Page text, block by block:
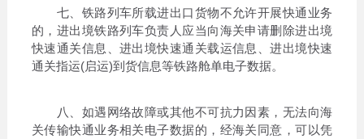
七、铁路列车所载进出口货物不允许开展快通业务
的，进出境铁路列车负责人应当向海关申请删除进出境
快速通关信息、进出境快速通关载运信息、进出境快速
通关指运(启运)到货信息等铁路舱单电子数据。
八、如遇网络故障或其他不可抗力因素，无法向海
关传输快通业务相关电子数据的，经海关同意，可以凭